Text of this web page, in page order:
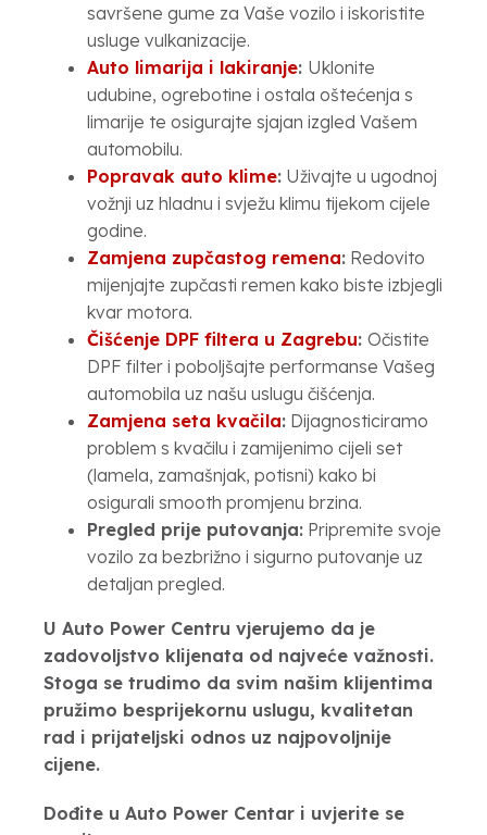
savršene gume za Vaše vozilo i iskoristite
usluge vulkanizacije.
Auto limarija i lakiranje: Uklonite
udubine, ogrebotine i ostala oštećenja s
limarije te osigurajte sjajan izgled Vašem
automobilu.
Popravak auto klime: Uživajte u ugodnoj
vožnji uz hladnu i svježu klimu tijekom cijele
godine.
Zamjena zupčastog remena: Redovito
mijenjajte zupčasti remen kako biste izbjegli
kvar motora.
Čišćenje DPF filtera u Zagrebu: Očistite
DPF filter i poboljšajte performanse Vašeg
automobila uz našu uslugu čišćenja.
Zamjena seta kvačila: Dijagnosticiramo
problem s kvačilu i zamijenimo cijeli set
(lamela, zamašnjak, potisni) kako bi
osigurali smooth promjenu brzina.
Pregled prije putovanja: Pripremite svoje
vozilo za bezbrižno i sigurno putovanje uz
detaljan pregled.
U Auto Power Centru vjerujemo da je
zadovoljstvo klijenata od najveće važnosti.
Stoga se trudimo da svim našim klijentima
pružimo besprijekornu uslugu, kvalitetan
rad i prijateljski odnos uz najpovoljnije
cijene.
Dođite u Auto Power Centar i uvjerite se